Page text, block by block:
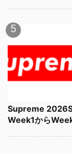
Supreme
Week1から